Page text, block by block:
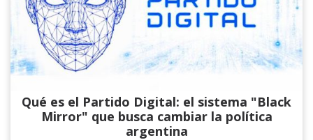
Qué es el Partido Digital: el sistema "Black
Mirror" que busca cambiar la política
argentina